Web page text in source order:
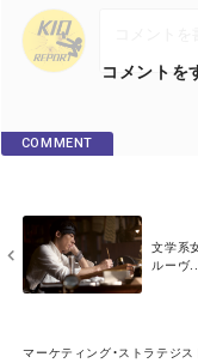
COMMENT
コメントを
文学系
ルーヴ..
M
R
E
マーケティング・ストラテジス